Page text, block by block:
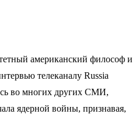
американский философ и
телеканалу Russia
во многих других СМИ,
ядерной войны, признавая,